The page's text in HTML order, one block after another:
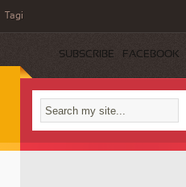
Tagi
SUBSCRIBE FACEBOOK